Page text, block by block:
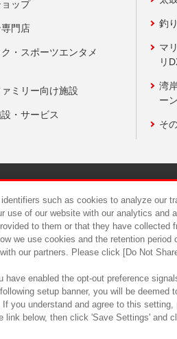
ップ
門店
・スポーツエンタメ
ミリー向け施設
・サービス
釣
マ
リ
湾
ー
そ
食品のご
such as cookies to analyze our
use of our website with our analytics and
to them or that they have
we use cookies and the retention
our partners. Please click [Do Not
have enabled the opt-out preference
setup banner, you will be
you understand and agree to this
link below, then click 'Save Settings' and